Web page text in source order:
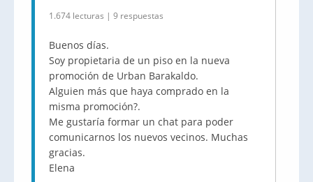
1.674 lecturas | 9 respuestas
Buenos días.
Soy propietaria de un piso en la nueva
promoción de Urban Barakaldo.
Alguien más que haya comprado en la
misma promoción?.
Me gustaría formar un chat para poder
comunicarnos los nuevos vecinos. Muchas
gracias.
Elena